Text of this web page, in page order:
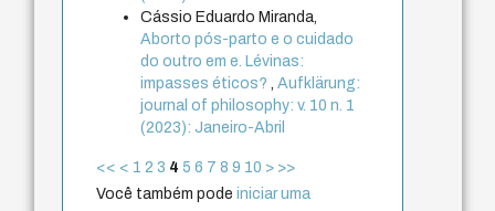
Cássio Eduardo Miranda,
Aborto pós-parto e o cuidado
do outro em e. Lévinas:
impasses éticos?,Aufklärung:
journal of philosophy: v. 10 n. 1
(2023): Janeiro-Abril
<< < 1 2 3 4 5 6 7 8 9 10 > >>
Você também podeiniciar uma